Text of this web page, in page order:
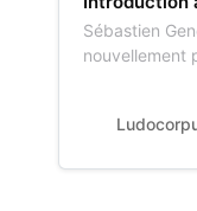
Sébastien
nouvellement
scientifique